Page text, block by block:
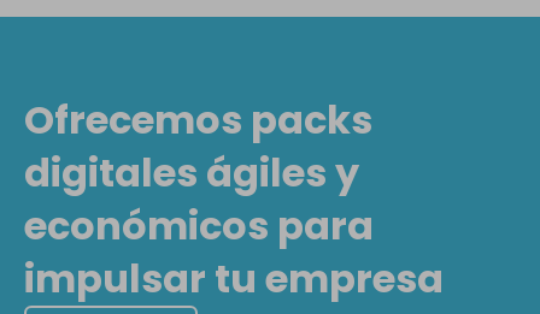
Ofrecemos packs
digitales ágiles y
económicos para
impulsar tu empresa